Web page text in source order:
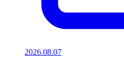
2026.08.07